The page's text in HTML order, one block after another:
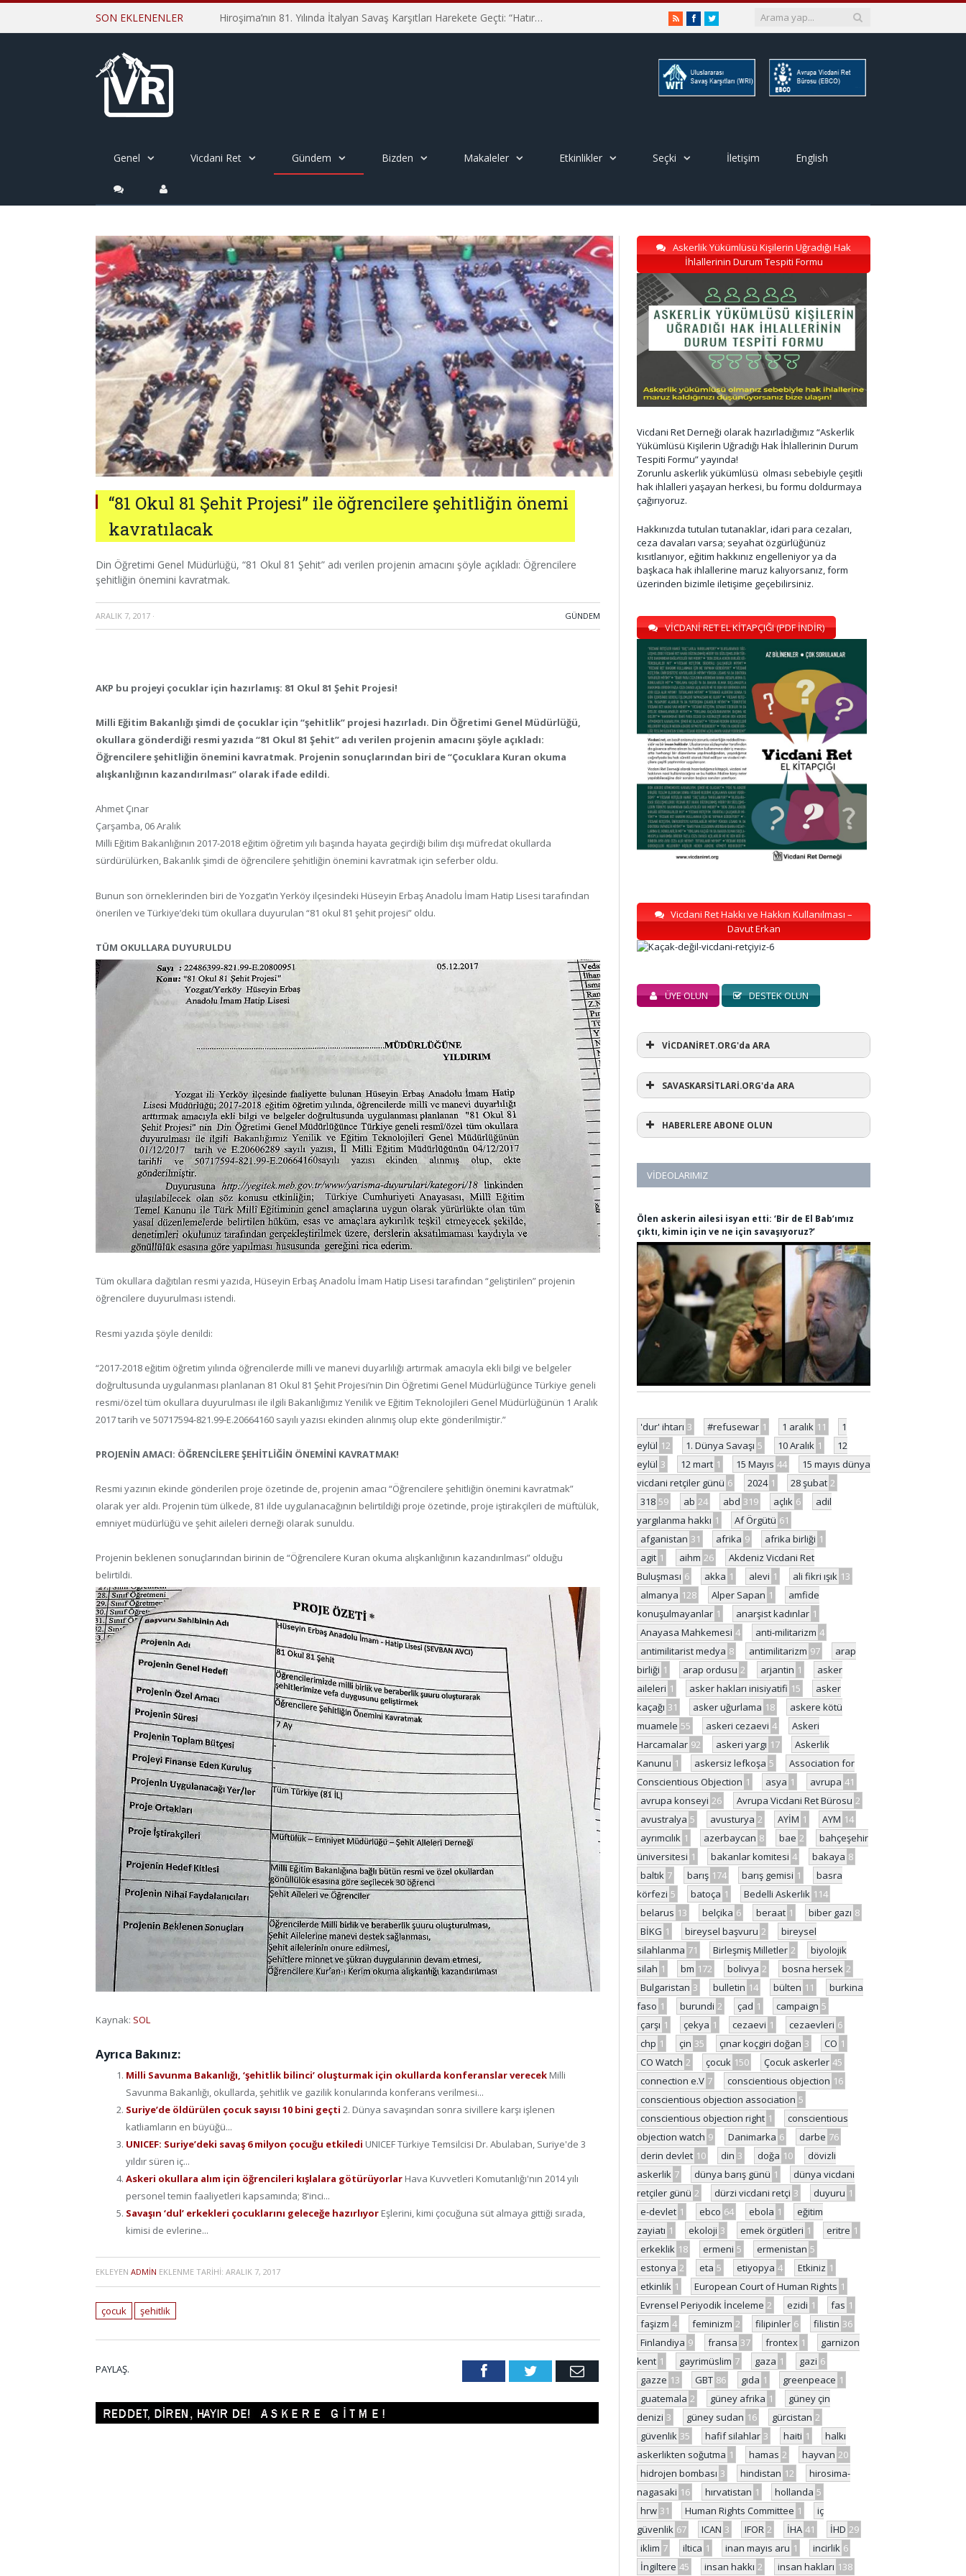
SON EKLENENLER Hiroşima’nın 81. Yılında İtalyan Savaş Karşıtları Harekete Geçti: “Hatırlamak yeterli değil” RSSFacebookTwitter
Genel Vicdani Ret Gündem Bizden Makaleler Etkinlikler Seçki İletişim English
“81 Okul 81 Şehit Projesi” ile öğrencilere şehitliğin önemi
kavratılacak
Din Öğretimi Genel Müdürlüğü, “81 Okul 81 Şehit” adı verilen projenin amacını şöyle açıkladı: Öğrencilere
şehitliğin önemini kavratmak.
ARALIK 7, 2017 · GÜNDEM
AKP bu projeyi çocuklar için hazırlamış: 81 Okul 81 Şehit Projesi!
Milli Eğitim Bakanlığı şimdi de çocuklar için “şehitlik” projesi hazırladı. Din Öğretimi Genel Müdürlüğü,
okullara gönderdiği resmi yazıda “81 Okul 81 Şehit” adı verilen projenin amacını şöyle açıkladı:
Öğrencilere şehitliğin önemini kavratmak. Projenin sonuçlarından biri de “Çocuklara Kuran okuma
alışkanlığının kazandırılması” olarak ifade edildi.
Ahmet Çınar
Çarşamba, 06 Aralık
Milli Eğitim Bakanlığının 2017-2018 eğitim öğretim yılı başında hayata geçirdiği bilim dışı müfredat okullarda
sürdürülürken, Bakanlık şimdi de öğrencilere şehitliğin önemini kavratmak için seferber oldu.
Bunun son örneklerinden biri de Yozgat’ın Yerköy ilçesindeki Hüseyin Erbaş Anadolu İmam Hatip Lisesi tarafından
önerilen ve Türkiye’deki tüm okullara duyurulan “81 okul 81 şehit projesi” oldu.
TÜM OKULLARA DUYURULDU
Tüm okullara dağıtılan resmi yazıda, Hüseyin Erbaş Anadolu İmam Hatip Lisesi tarafından “geliştirilen” projenin
öğrencilere duyurulması istendi.
Resmi yazıda şöyle denildi:
“2017-2018 eğitim öğretim yılında öğrencilerde milli ve manevi duyarlılığı artırmak amacıyla ekli bilgi ve belgeler
doğrultusunda uygulanması planlanan 81 Okul 81 Şehit Projesi’nin Din Öğretimi Genel Müdürlüğünce Türkiye geneli
resmi/özel tüm okullara duyurulması ile ilgili Bakanlığımız Yenilik ve Eğitim Teknolojileri Genel Müdürlüğünün 1 Aralık
2017 tarih ve 50717594-821.99-E.20664160 sayılı yazısı ekinden alınmış olup ekte gönderilmiştir.”
PROJENİN AMACI: ÖĞRENCİLERE ŞEHİTLİĞİN ÖNEMİNİ KAVRATMAK!
Resmi yazının ekinde gönderilen proje özetinde de, projenin amacı “Öğrencilere şehitliğin önemini kavratmak”
olarak yer aldı. Projenin tüm ülkede, 81 ilde uygulanacağının belirtildiği proje özetinde, proje iştirakçileri de müftülük,
emniyet müdürlüğü ve şehit aileleri derneği olarak sunuldu.
Projenin beklenen sonuçlarından birinin de “Öğrencilere Kuran okuma alışkanlığının kazandırılması” olduğu
belirtildi.
Kaynak: SOL
Ayrıca Bakınız:
Milli Savunma Bakanlığı, ‘şehitlik bilinci’ oluşturmak için okullarda konferanslar verecek Milli
Savunma Bakanlığı, okullarda, şehitlik ve gazilik konularında konferans verilmesi...
Suriye’de öldürülen çocuk sayısı 10 bini geçti 2. Dünya savaşından sonra sivillere karşı işlenen
katliamların en büyüğü...
UNICEF: Suriye’deki savaş 6 milyon çocuğu etkiledi UNICEF Türkiye Temsilcisi Dr. Abulaban, Suriye'de 3
yıldır süren iç...
Askeri okullara alım için öğrencileri kışlalara götürüyorlar Hava Kuvvetleri Komutanlığı'nın 2014 yılı
personel temin faaliyetleri kapsamında; 8'inci...
Savaşın ‘dul’ erkekleri çocuklarını geleceğe hazırlıyor Eşlerini, kimi çocuğuna süt almaya gittiği sırada,
kimisi de evlerine...
EKLEYEN ADMIN EKLENME TARIHI: ARALIK 7, 2017
çocuk şehitlik
PAYLAŞ. FacebookTwitter Email
Askerlik Yükümlüsü Kişilerin Uğradığı Hak
İhlallerinin Durum Tespiti Formu
Vicdani Ret Derneği olarak hazırladığımız “Askerlik
Yükümlüsü Kişilerin Uğradığı Hak İhlallerinin Durum
Tespiti Formu” yayında!
Zorunlu askerlik yükümlüsü olması sebebiyle çeşitli
hak ihlalleri yaşayan herkesi, bu formu doldurmaya
çağırıyoruz.
Hakkınızda tutulan tutanaklar, idari para cezaları,
ceza davaları varsa; seyahat özgürlüğünüz
kısıtlanıyor, eğitim hakkınız engelleniyor ya da
başkaca hak ihlallerine maruz kalıyorsanız, form
üzerinden bizimle iletişime geçebilirsiniz.
VİCDANİ RET EL KİTAPÇIĞI (PDF İNDİR)
Vicdani Ret Hakkı ve Hakkın Kullanılması –
Davut Erkan
ÜYE OLUN DESTEK OLUN
VİCDANİRET.ORG'da ARA
SAVASKARSİTLARİ.ORG'da ARA
HABERLERE ABONE OLUN
VIDEOLARIMIZ
Ölen askerin ailesi isyan etti: ‘Bir de El Bab’ımız
çıktı, kimin için ve ne için savaşıyoruz?’
'dur' ihtarı 3 #refusewar 1 1 aralık 11
1
eylül 12 1. Dünya Savaşı 5 10 Aralık 1
12
eylül 3 12 mart 1 15 Mayıs 44
15 mayıs dünya
vicdani retçiler günü 6 2024 1 28 şubat 2
318 59 ab 24 abd 319 açlık 6
adil
yargılanma hakkı 1 Af Örgütü 61
afganistan 31 afrika 9 afrika birliği 1
agit 1 aihm 26
Akdeniz Vicdani Ret
Buluşması 6 akka 1 alevi 1 ali fikri ışık 13
almanya 128 Alper Sapan 1
amfide
konuşulmayanlar 1 anarşist kadınlar 1
Anayasa Mahkemesi 4 anti-militarizm 4
antimilitarist medya 8 antimilitarizm 97
arap
birliği 1 arap ordusu 2 arjantin 1
asker
aileleri 1 asker hakları inisiyatifi 15
asker
kaçağı 31 asker uğurlama 18
askere kötü
muamele 55 askeri cezaevi 4
Askeri
Harcamalar 92 askeri yargı 17
Askerlik
Kanunu 1 askersiz lefkoşa 5
Association for
Conscientious Objection 1 asya 1 avrupa 41
avrupa konseyi 26 Avrupa Vicdani Ret Bürosu 2
avustralya 5 avusturya 2 AYİM 1 AYM 14
ayrımcılık 1 azerbaycan 8 bae 2
bahçeşehir
üniversitesi 1 bakanlar komitesi 4 bakaya 8
baltık 7 barış 174 barış gemisi 1
basra
körfezi 5 batoça 1 Bedelli Askerlik 114
belarus 13 belçika 6 beraat 1 biber gazı 8
BİKG 1 bireysel başvuru 2
bireysel
silahlanma 71 Birleşmiş Milletler 2
biyolojik
silah 1 bm 172 bolivya 2 bosna hersek 2
Bulgaristan 3 bulletin 14 bülten 11
burkina
faso 1 burundi 2 çad 1 campaign 5
çarşı 1 çekya 1 cezaevi 1 cezaevleri 6
chp 1 çin 35 çınar koçgiri doğan 3 CO 1
CO Watch 2 çocuk 150 Çocuk askerler 45
connection e.V 7 conscientious objection 16
conscientious objection association 5
conscientious objection right 1
conscientious
objection watch 9 Danimarka 6 darbe 76
derin devlet 10 din 3 doğa 10
dövizli
askerlik 7 dünya barış günü 1
dünya vicdani
retçiler günü 2 dürzi vicdani retçi 3 duyuru 1
e-devlet 1 ebco 64 ebola 1
eğitim
zayiatı 1 ekoloji 3 emek örgütleri 1 eritre 1
erkeklik 18 ermeni 5 ermenistan 5
estonya 2 eta 5 etiyopya 4 Etkiniz 1
etkinlik 1 European Court of Human Rights 1
Evrensel Periyodik İnceleme 2 ezidi 1 fas 1
faşizm 4 feminizm 2 filipinler 6 filistin 36
Finlandiya 9 fransa 37 frontex 1
garnizon
kent 1 gayrimüslim 7 gaza 1 gazi 6
gazze 13 GBT 86 gıda 1 greenpeace 1
guatemala 2 güney afrika 1
güney çin
denizi 3 güney sudan 16 gürcistan 2
güvenlik 35 hafif silahlar 3 haiti 1
halkı
askerlikten soğutma 1 hamas 2 hayvan 20
hidrojen bombası 3 hindistan 12
hirosima-
nagasaki 16 hırvatistan 1 hollanda 5
hrw 31 Human Rights Committee 1
iç
güvenlik 67 ICAN 3 IFOR 2 İHA 41 İHD 29
iklim 7 iltica 1 inan mayıs aru 1 incirlik 6
İngiltere 45 insan hakkı 2 insan hakları 138